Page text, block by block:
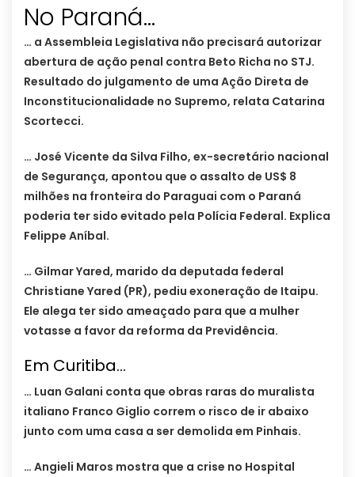
No Paraná…
… a Assembleia Legislativa não precisará autorizar
abertura de ação penal contra Beto Richa no STJ.
Resultado do julgamento de uma Ação Direta de
Inconstitucionalidade no Supremo, relata Catarina
Scortecci.
… José Vicente da Silva Filho, ex-secretário nacional
de Segurança, apontou que o assalto de US$ 8
milhões na fronteira do Paraguai com o Paraná
poderia ter sido evitado pela Polícia Federal. Explica
Felippe Aníbal.
… Gilmar Yared, marido da deputada federal
Christiane Yared (PR), pediu exoneração de Itaipu.
Ele alega ter sido ameaçado para que a mulher
votasse a favor da reforma da Previdência.
Em Curitiba…
… Luan Galani conta que obras raras do muralista
italiano Franco Giglio correm o risco de ir abaixo
junto com uma casa a ser demolida em Pinhais.
… Angieli Maros mostra que a crise no Hospital